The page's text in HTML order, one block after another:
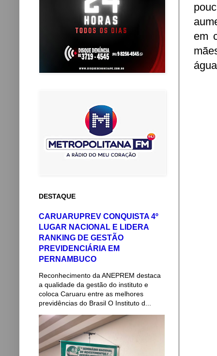
em
DESTAQUE
CARUARUPREV CONQUISTA 4º
LUGAR NACIONAL E LIDERA
RANKING DE GESTÃO
PREVIDENCIÁRIA EM
PERNAMBUCO
Reconhecimento da ANEPREM destaca
a qualidade da gestão do instituto e
coloca Caruaru entre as melhores
previdências do Brasil O Instituto d...